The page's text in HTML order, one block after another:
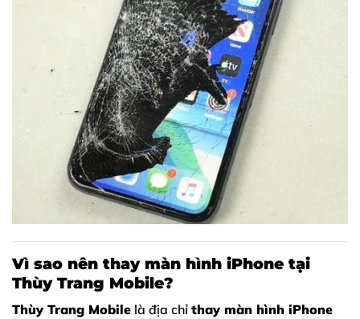
Vì sao nên thay màn hình iPhone tại
Thùy Trang Mobile?
Thùy Trang Mobile là địa chỉ thay màn hình iPhone